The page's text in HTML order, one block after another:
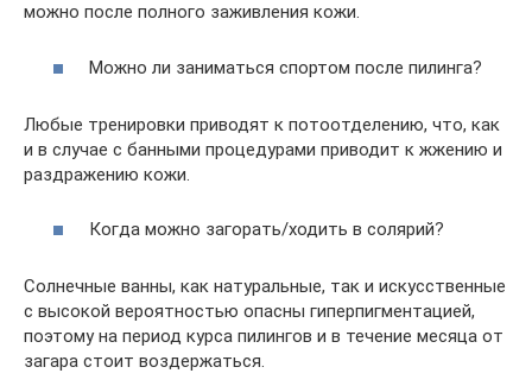
можно после полного заживления кожи.
Можно ли заниматься спортом после пилинга?
Любые тренировки приводят к потоотделению, что, как
и в случае с банными процедурами приводит к жжению и
раздражению кожи.
Когда можно загорать/ходить в солярий?
Солнечные ванны, как натуральные, так и искусственные
с высокой вероятностью опасны гиперпигментацией,
поэтому на период курса пилингов и в течение месяца от
загара стоит воздержаться.